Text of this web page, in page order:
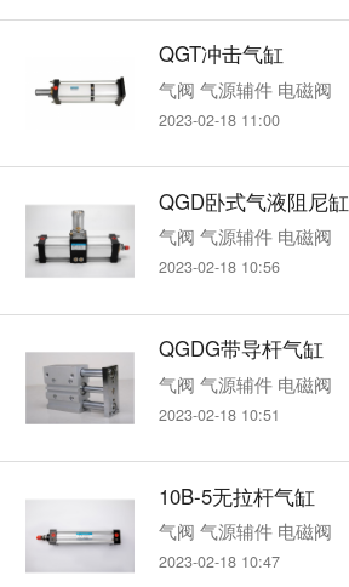
QGT冲击气缸
气阀 气源辅件 电磁阀
2023-02-18 11:00
QGD卧式气液阻尼缸
气阀 气源辅件 电磁阀
2023-02-18 10:56
QGDG带导杆气缸
气阀 气源辅件 电磁阀
2023-02-18 10:51
10B-5无拉杆气缸
气阀 气源辅件 电磁阀
2023-02-18 10:47